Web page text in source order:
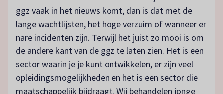
ggz vaak in het nieuws komt, dan is dat met de
lange wachtlijsten, het hoge verzuim of wanneer er
nare incidenten zijn. Terwijl het juist zo mooi is om
de andere kant van de ggz te laten zien. Het is een
sector waarin je je kunt ontwikkelen, er zijn veel
opleidingsmogelijkheden en het is een sector die
maatschappelijk bijdraagt. Wij behandelen jonge